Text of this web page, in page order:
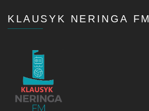
KLAUSYK NERINGA FM